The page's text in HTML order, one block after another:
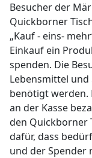
Besucher der
Quickborner
„Kauf - eins-
Einkauf ein
spenden. Die
Lebensmittel
benötigt werden.
an der Kasse
den Quickborner
dafür, dass
und der Spender